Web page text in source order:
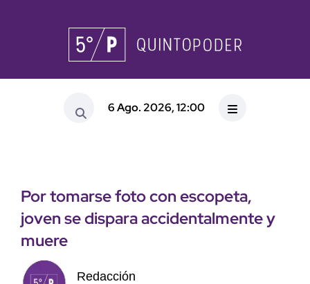
6 Ago. 2026, 12:00
Por tomarse foto con escopeta,
joven se dispara accidentalmente y
muere
Redacción